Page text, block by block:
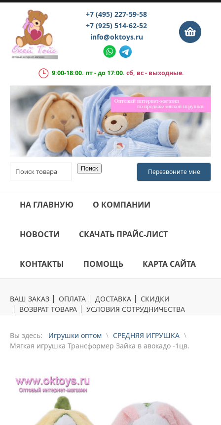
+7 (495) 227-59-58
+7 (925) 514-62-52
info@oktoys.ru
9:00-18:00. пт - до 17:00. сб, вс - выходные.
НА ГЛАВНУЮ О КОМПАНИИ
НОВОСТИ СКАЧАТЬ ПРАЙС-ЛИСТ
КОНТАКТЫ ПОМОЩЬ КАРТА САЙТА
ВАШ ЗАКАЗ ОПЛАТА ДОСТАВКА
СКИДКИ
ВОЗВРАТ ТОВАРА
УСЛОВИЯ СОТРУДНИЧЕСТВА
Вы здесь: Игрушки оптом
СРЕДНЯЯ ИГРУШКА
Mягкая игрушка Трансформер Зайка в авокадо -1цв.